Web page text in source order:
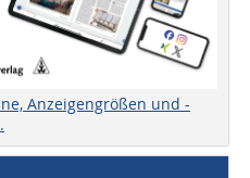
Anzeigengrößen und -